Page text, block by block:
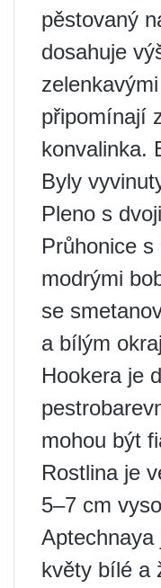
pěstovaný
dosahuje
připomínají
konvalinka.
Byly
Pleno s
Průhonice
modrými
se
a bílým
Hookera je
mohou být
Rostlina je
5–7 cm
Aptechnaya
květy bílé a